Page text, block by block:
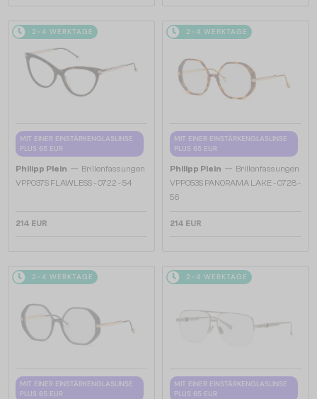
2-4 WERKTAGE
MIT EINER EINSTÄRKENGLASLINSE
PLUS 65 EUR
Philipp Plein — Brillenfassungen
VPP037S FLAWLESS - 0722 - 54
214 EUR
2-4 WERKTAGE
MIT EINER EINSTÄRKENGLASLINSE
PLUS 65 EUR
Philipp Plein — Brillenfassungen
VPP053S PANORAMA LAKE - 0728 -
56
214 EUR
2-4 WERKTAGE
MIT EINER EINSTÄRKENGLASLINSE
PLUS 65 EUR
2-4 WERKTAGE
MIT EINER EINSTÄRKENGLASLINSE
PLUS 65 EUR